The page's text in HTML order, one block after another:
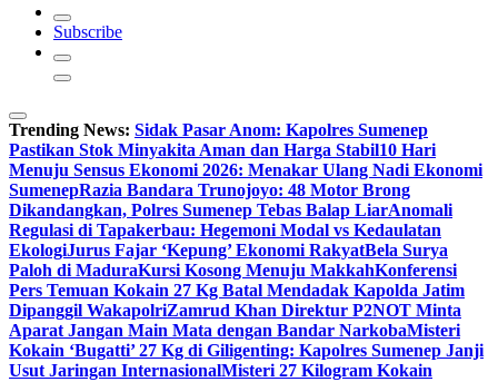
Subscribe
Trending News: Sidak Pasar Anom: Kapolres Sumenep
Pastikan Stok Minyakita Aman dan Harga Stabil10 Hari
Menuju Sensus Ekonomi 2026: Menakar Ulang Nadi Ekonomi
SumenepRazia Bandara Trunojoyo: 48 Motor Brong
Dikandangkan, Polres Sumenep Tebas Balap LiarAnomali
Regulasi di Tapakerbau: Hegemoni Modal vs Kedaulatan
EkologiJurus Fajar ‘Kepung’ Ekonomi RakyatBela Surya
Paloh di MaduraKursi Kosong Menuju MakkahKonferensi
Pers Temuan Kokain 27 Kg Batal Mendadak Kapolda Jatim
Dipanggil WakapolriZamrud Khan Direktur P2NOT Minta
Aparat Jangan Main Mata dengan Bandar NarkobaMisteri
Kokain ‘Bugatti’ 27 Kg di Giligenting: Kapolres Sumenep Janji
Usut Jaringan InternasionalMisteri 27 Kilogram Kokain